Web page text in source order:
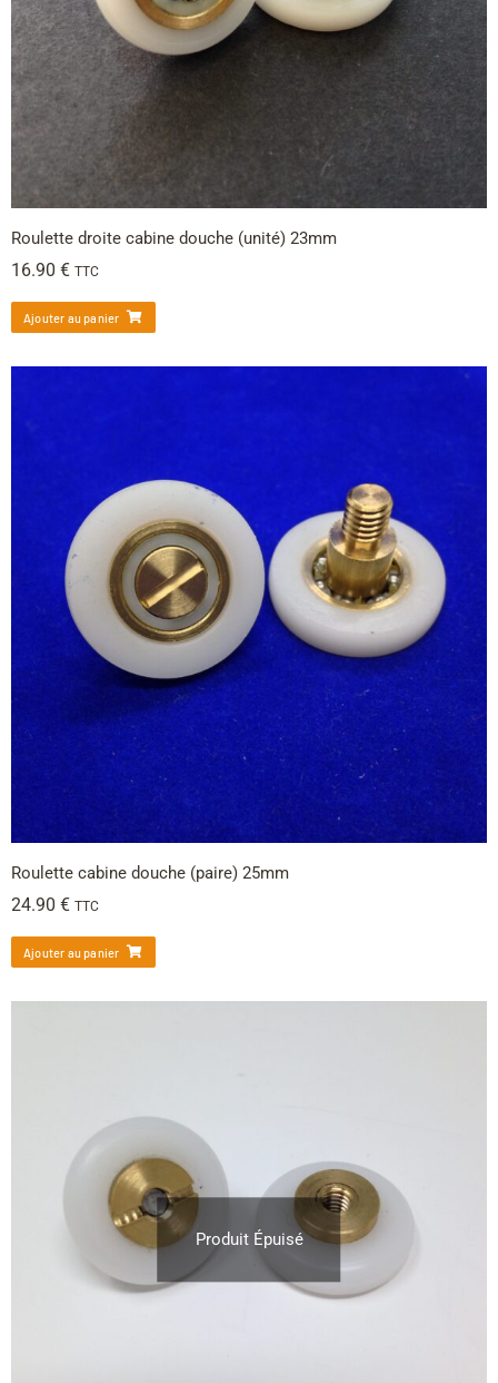
Roulette droite cabine douche (unité) 23mm
16.90 € TTC
Ajouter au panier
Roulette cabine douche (paire) 25mm
24.90 € TTC
Ajouter au panier
Produit Épuisé